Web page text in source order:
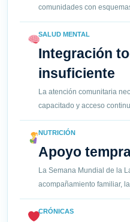
comunidades con
SALUD MENTAL
Integración
insuficiente
La atención comunitaria
capacitado y acceso
NUTRICIÓN
Apoyo
La Semana Mundial de la
acompañamiento familiar,
CRÓNICAS